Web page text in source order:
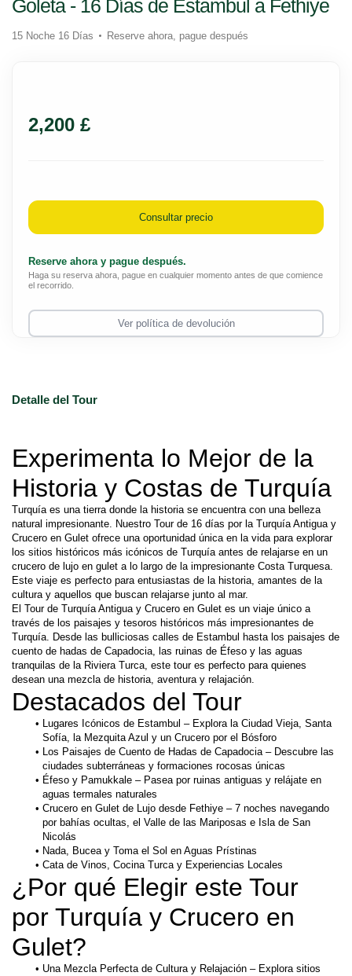
Detalle del Tour
Experimenta lo Mejor de la
Historia y Costas de Turquía
Turquía es una tierra donde la historia se encuentra con una belleza
natural impresionante. Nuestro Tour de 16 días por la Turquía Antigua y
Crucero en Gulet ofrece una oportunidad única en la vida para explorar
los sitios históricos más icónicos de Turquía antes de relajarse en un
crucero de lujo en gulet a lo largo de la impresionante Costa Turquesa.
Este viaje es perfecto para entusiastas de la historia, amantes de la
cultura y aquellos que buscan relajarse junto al mar.
El Tour de Turquía Antigua y Crucero en Gulet es un viaje único a
través de los paisajes y tesoros históricos más impresionantes de
Turquía. Desde las bulliciosas calles de Estambul hasta los paisajes de
cuento de hadas de Capadocia, las ruinas de Éfeso y las aguas
tranquilas de la Riviera Turca, este tour es perfecto para quienes
desean una mezcla de historia, aventura y relajación.
Destacados del Tour
Lugares Icónicos de Estambul – Explora la Ciudad Vieja, Santa
Sofía, la Mezquita Azul y un Crucero por el Bósforo
Los Paisajes de Cuento de Hadas de Capadocia – Descubre las
ciudades subterráneas y formaciones rocosas únicas
Éfeso y Pamukkale – Pasea por ruinas antiguas y relájate en
aguas termales naturales
Crucero en Gulet de Lujo desde Fethiye – 7 noches navegando
por bahías ocultas, el Valle de las Mariposas e Isla de San
Nicolás
Nada, Bucea y Toma el Sol en Aguas Prístinas
Cata de Vinos, Cocina Turca y Experiencias Locales
¿Por qué Elegir este Tour
por Turquía y Crucero en
Gulet?
Una Mezcla Perfecta de Cultura y Relajación – Explora sitios
Goleta - 16 Días de Estambul a Fethiye
15 Noche 16 Días Reserve ahora, pague después
2,200 £
Consultar precio
Reserve ahora y pague después.
Haga su reserva ahora, pague en cualquier momento antes de que comience
el recorrido.
Ver política de devolución